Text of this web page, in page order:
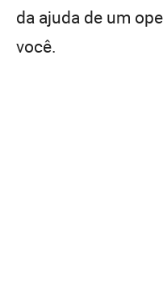
da ajuda de um
você.